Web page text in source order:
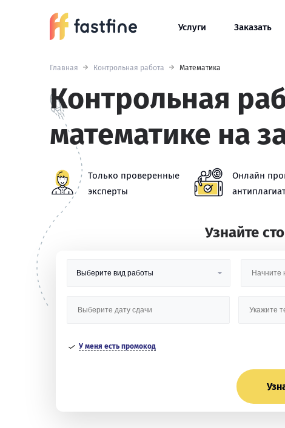
Услуги Заказать
Главная Контрольная работа Математика
Контрольная
математике на
Только проверенные
эксперты
Онлайн
Узнайте
У меня есть промокод